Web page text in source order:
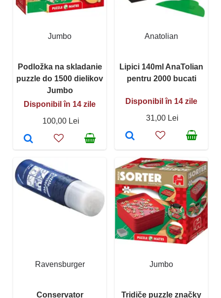
Jumbo
Podložka na skladanie
puzzle do 1500 dielikov
Jumbo
Disponibil în 14 zile
100,00 Lei
Anatolian
Lipici 140ml AnaTolian
pentru 2000 bucati
Disponibil în 14 zile
31,00 Lei
Ravensburger
Conservator
Jumbo
Tridiče puzzle značky